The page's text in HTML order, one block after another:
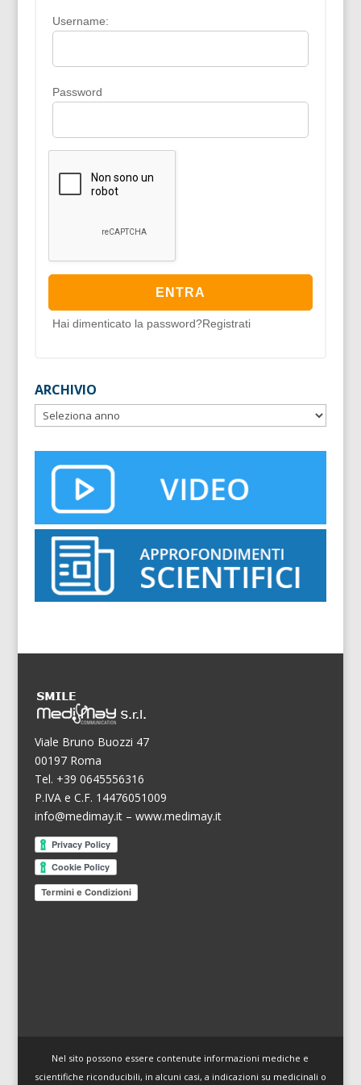
Username:
Password
Hai dimenticato la password?Registrati
ARCHIVIO
Viale Bruno Buozzi 47
00197 Roma
Tel. +39 0645556316
P.IVA e C.F. 14476051009
info@medimay.it– www.medimay.it
Termini e Condizioni
Nel sito possono essere contenute informazioni mediche e
scientifiche riconducibili, in alcuni casi, a indicazioni su medicinali o